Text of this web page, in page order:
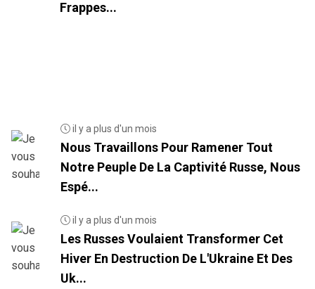
Frappes...
il y a plus d'un mois
Nous Travaillons Pour Ramener Tout
Notre Peuple De La Captivité Russe, Nous
Espé...
il y a plus d'un mois
Les Russes Voulaient Transformer Cet
Hiver En Destruction De L'Ukraine Et Des
Uk...